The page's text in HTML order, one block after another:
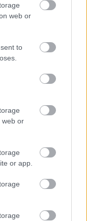
web or
to
web or
or app.